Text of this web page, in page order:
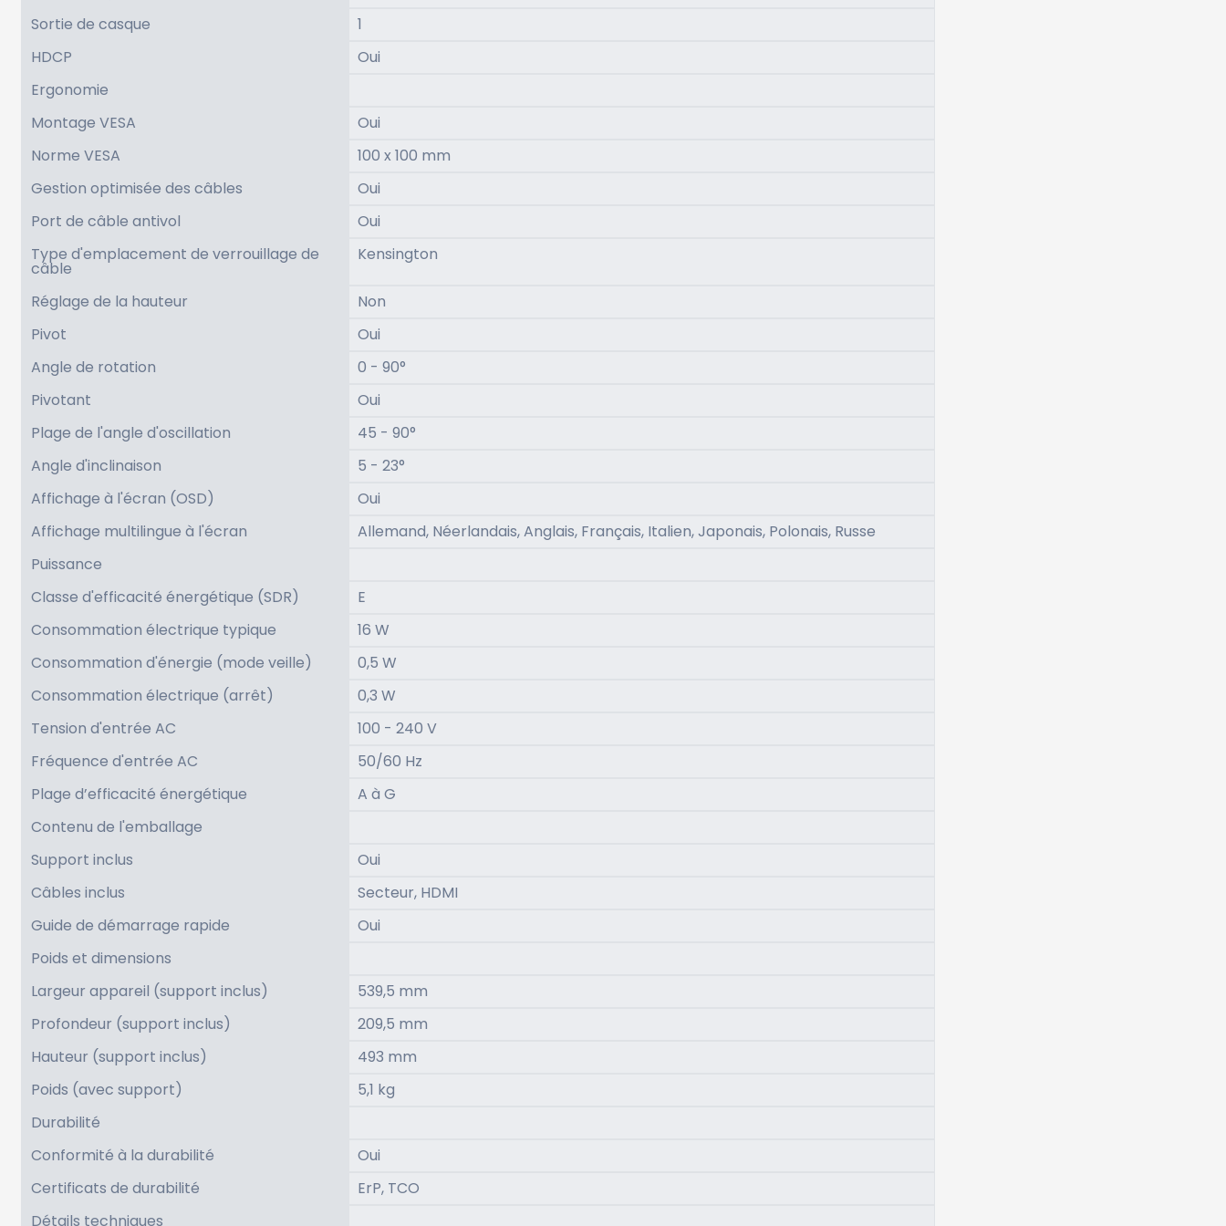
Sortie de casque
1
HDCP
Oui
Ergonomie
Montage VESA
Oui
Norme VESA
100 x 100 mm
Gestion optimisée des câbles
Oui
Port de câble antivol
Oui
Type d'emplacement de verrouillage de
câble
Kensington
Réglage de la hauteur
Non
Pivot
Oui
Angle de rotation
0 - 90°
Pivotant
Oui
Plage de l'angle d'oscillation
45 - 90°
Angle d'inclinaison
5 - 23°
Affichage à l'écran (OSD)
Oui
Affichage multilingue à l'écran
Allemand, Néerlandais, Anglais, Français, Italien, Japonais, Polonais, Russe
Puissance
Classe d'efficacité énergétique (SDR)
E
Consommation électrique typique
16 W
Consommation d'énergie (mode veille)
0,5 W
Consommation électrique (arrêt)
0,3 W
Tension d'entrée AC
100 - 240 V
Fréquence d'entrée AC
50/60 Hz
Plage d’efficacité énergétique
A à G
Contenu de l'emballage
Support inclus
Oui
Câbles inclus
Secteur, HDMI
Guide de démarrage rapide
Oui
Poids et dimensions
Largeur appareil (support inclus)
539,5 mm
Profondeur (support inclus)
209,5 mm
Hauteur (support inclus)
493 mm
Poids (avec support)
5,1 kg
Durabilité
Conformité à la durabilité
Oui
Certificats de durabilité
ErP, TCO
Détails techniques